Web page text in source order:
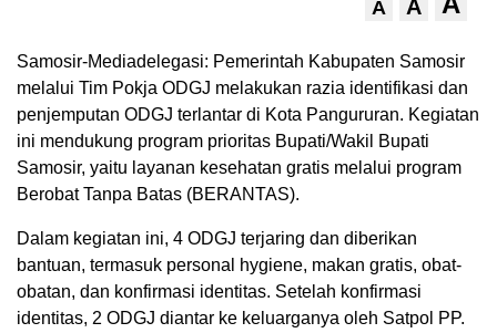
A A
Samosir-Mediadelegasi: Pemerintah Kabupaten Samosir
melalui Tim Pokja ODGJ melakukan razia identifikasi dan
penjemputan ODGJ terlantar di Kota Pangururan. Kegiatan
ini mendukung program prioritas Bupati/Wakil Bupati
Samosir, yaitu layanan kesehatan gratis melalui program
Berobat Tanpa Batas (BERANTAS).
Dalam kegiatan ini, 4 ODGJ terjaring dan diberikan
bantuan, termasuk personal hygiene, makan gratis, obat-
obatan, dan konfirmasi identitas. Setelah konfirmasi
identitas, 2 ODGJ diantar ke keluarganya oleh Satpol PP.